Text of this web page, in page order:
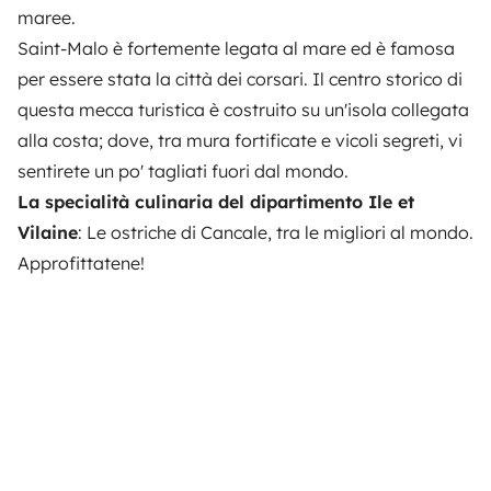
maree.
Saint-Malo è fortemente legata al mare ed è famosa
per essere stata la città dei corsari. Il centro storico di
questa mecca turistica è costruito su un'isola collegata
alla costa; dove, tra mura fortificate e vicoli segreti, vi
sentirete un po' tagliati fuori dal mondo.
La specialità culinaria del dipartimento Ile et
Vilaine: Le ostriche di Cancale, tra le migliori al mondo.
Approfittatene!